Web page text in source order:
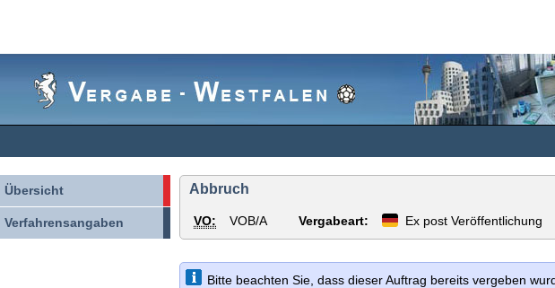
Übersicht
Verfahrensangaben
Abbruch
VO: VOB/A Vergabeart: Ex post Veröffentlichung
Bitte beachten Sie, dass dieser Auftrag bereits vergeben